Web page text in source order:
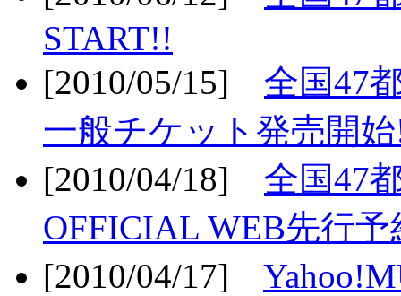
START!!
[2010/05/15] 全国47
一般チケット発売開
[2010/04/18] 全国47
OFFICIAL WEB先行
[2010/04/17]